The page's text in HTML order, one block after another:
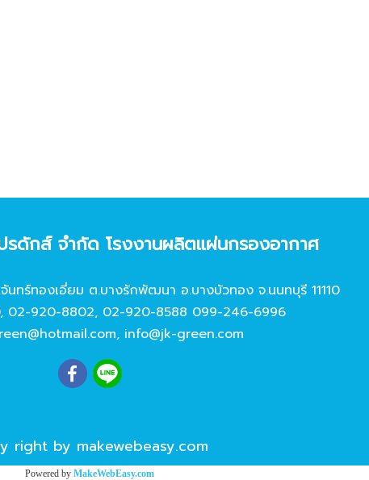
รดักส์ จํากัด โรงงานผลิตแผ่นกรองอากาศ
ทร์ทองเอี่ยม ต.บางรักพัฒนา อ.บางบัวทอง จ.นนทบุรี 11110
, 02-920-8802, 02-920-8588 099-246-6996
, info@jk-green.com
right by makewebeasy.com
Powered by MakeWebEasy.com